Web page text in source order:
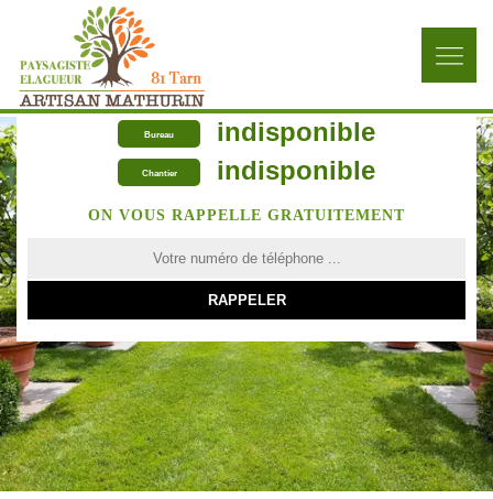
Bureau indisponible
Chantier indisponible
ON VOUS RAPPELLE GRATUITEMENT